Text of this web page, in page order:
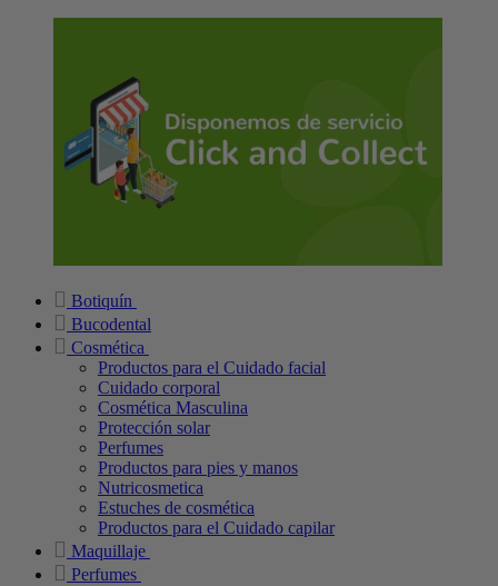
Botiquín
Bucodental
Cosmética
Productos para el Cuidado facial
Cuidado corporal
Cosmética Masculina
Protección solar
Perfumes
Productos para pies y manos
Nutricosmetica
Estuches de cosmética
Productos para el Cuidado capilar
Maquillaje
Perfumes